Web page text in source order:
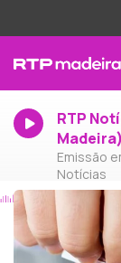
RTP
Madeira)
Emissão
Notícias